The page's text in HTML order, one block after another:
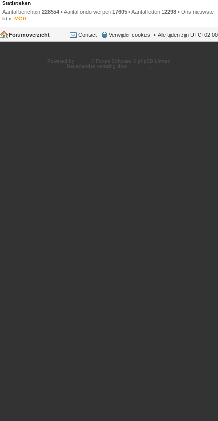
Statistieken
Aantal berichten 228554 • Aantal onderwerpen 17605 • Aantal leden 12298 • Ons nieuwste
lid is MGR
Forumoverzicht Alle tijden zijn UTC+02:00
Verwijder cookies
Contact
Powered by
® Forum Software © phpBB Limited
Nederlandse vertaling door